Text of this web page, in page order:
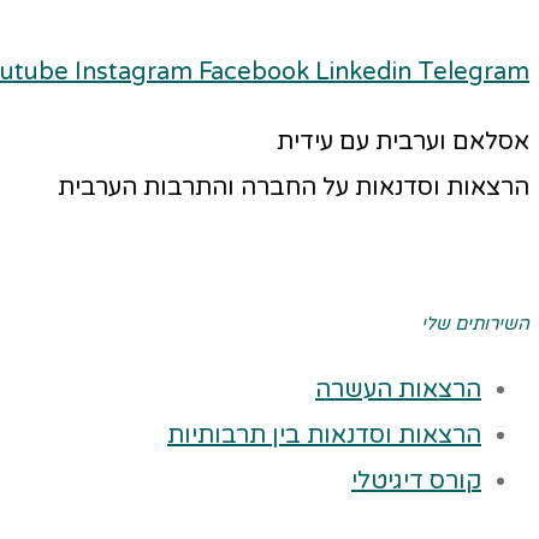
Instagram Facebook Linkedin Telegram
אסלאם וערבית עם עידית
הרצאות וסדנאות על החברה והתרבות הערבית
השירותים שלי
הרצאות העשרה
הרצאות וסדנאות בין תרבותיות
קורס דיגיטלי